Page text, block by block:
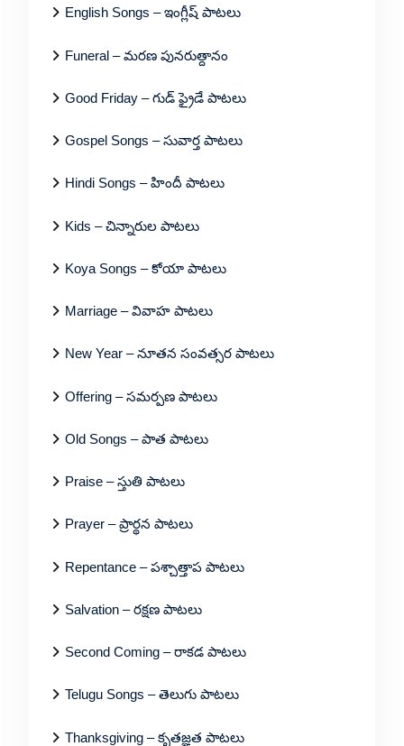
English Songs – ఇంగ్లీష్ పాటలు
Funeral – మరణ పునరుత్దానం
Good Friday – గుడ్ ఫ్రైడే పాటలు
Gospel Songs – సువార్త పాటలు
Hindi Songs – హిందీ పాటలు
Kids – చిన్నారుల పాటలు
Koya Songs – కోయా పాటలు
Marriage – వివాహ పాటలు
New Year – నూతన సంవత్సర పాటలు
Offering – సమర్పణ పాటలు
Old Songs – పాత పాటలు
Praise – స్తుతి పాటలు
Prayer – ప్రార్థన పాటలు
Repentance – పశ్చాత్తాప పాటలు
Salvation – రక్షణ పాటలు
Second Coming – రాకడ పాటలు
Telugu Songs – తెలుగు పాటలు
Thanksgiving – కృతజ్ఞత పాటలు